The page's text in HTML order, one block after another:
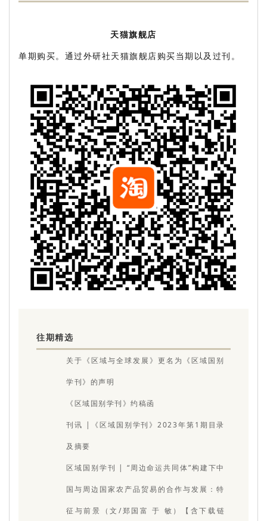
天猫旗舰店
单期购买。通过外研社天猫旗舰店购买当期以及过刊。
往期精选
关于《区域与全球发展》更名为《区域国别
学刊》的声明
《区域国别学刊》约稿函
刊讯 |《区域国别学刊》2023年第1期目录
及摘要
区域国别学刊 | “周边命运共同体”构建下中
国与周边国家农产品贸易的合作与发展：特
征与前景（文/郑国富 于 敏）【含下载链